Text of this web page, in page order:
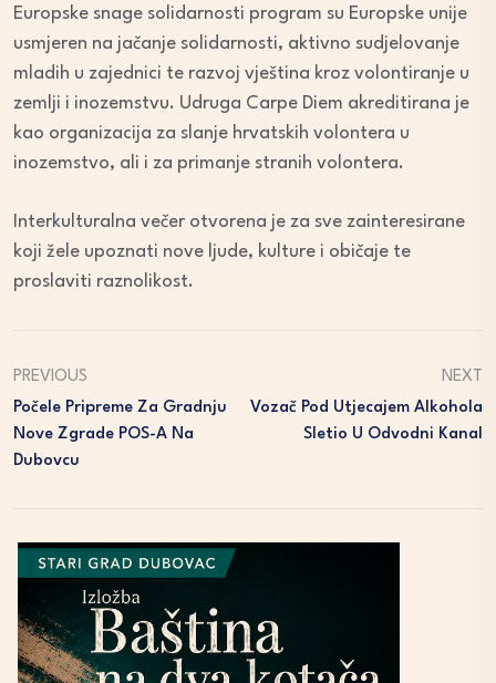
Europske snage solidarnosti program su Europske unije
usmjeren na jačanje solidarnosti, aktivno sudjelovanje
mladih u zajednici te razvoj vještina kroz volontiranje u
zemlji i inozemstvu. Udruga Carpe Diem akreditirana je
kao organizacija za slanje hrvatskih volontera u
inozemstvo, ali i za primanje stranih volontera.
Interkulturalna večer otvorena je za sve zainteresirane
koji žele upoznati nove ljude, kulture i običaje te
proslaviti raznolikost.
PREVIOUS
Počele Pripreme Za Gradnju
Nove Zgrade POS-A Na
Dubovcu
NEXT
Vozač Pod Utjecajem Alkohola
Sletio U Odvodni Kanal